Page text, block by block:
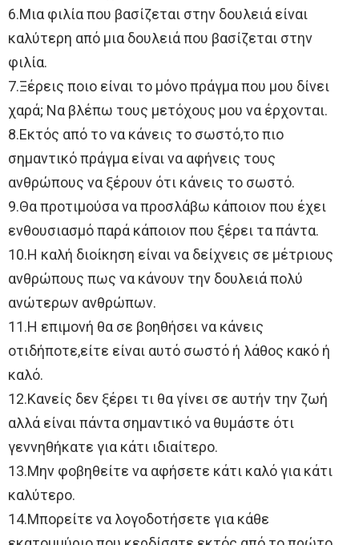
6.Μια φιλία που βασίζεται στην δουλειά είναι
καλύτερη από μια δουλειά που βασίζεται στην
φιλία.
7.Ξέρεις ποιο είναι το μόνο πράγμα που μου δίνει
χαρά; Να βλέπω τους μετόχους μου να έρχονται.
8.Εκτός από το να κάνεις το σωστό,το πιο
σημαντικό πράγμα είναι να αφήνεις τους
ανθρώπους να ξέρουν ότι κάνεις το σωστό.
9.Θα προτιμούσα να προσλάβω κάποιον που έχει
ενθουσιασμό παρά κάποιον που ξέρει τα πάντα.
10.Η καλή διοίκηση είναι να δείχνεις σε μέτριους
ανθρώπους πως να κάνουν την δουλειά πολύ
ανώτερων ανθρώπων.
11.Η επιμονή θα σε βοηθήσει να κάνεις
οτιδήποτε,είτε είναι αυτό σωστό ή λάθος κακό ή
καλό.
12.Κανείς δεν ξέρει τι θα γίνει σε αυτήν την ζωή
αλλά είναι πάντα σημαντικό να θυμάστε ότι
γεννηθήκατε για κάτι ιδιαίτερο.
13.Μην φοβηθείτε να αφήσετε κάτι καλό για κάτι
καλύτερο.
14.Μπορείτε να λογοδοτήσετε για κάθε